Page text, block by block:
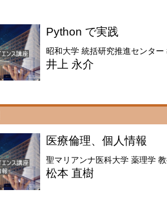
Python で実践
昭和大学 統括研究推進センタ
井上 永介
医療倫理、個人情報
聖マリアンナ医科大学 薬理学
松本 直樹